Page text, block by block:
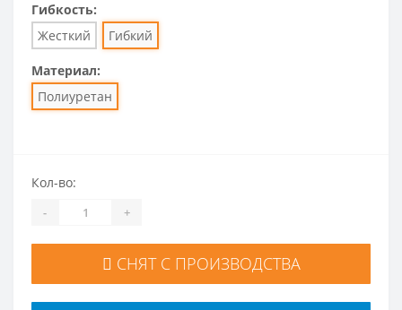
Гибкость:
Жесткий
Гибкий
Материал:
Полиуретан
Кол-во:
- +
СНЯТ С ПРОИЗВОДСТВА